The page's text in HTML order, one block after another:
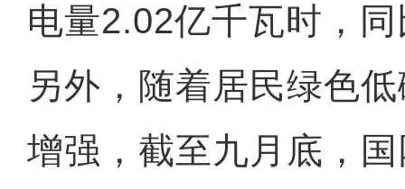
电量2.02亿千瓦时，
另外，随着居民绿色
增强，截至九月底，